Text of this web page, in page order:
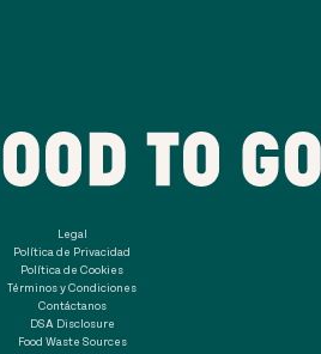
Legal
Política de Privacidad
Política de Cookies
Términos y Condiciones
Contáctanos
DSA Disclosure
Food Waste Sources